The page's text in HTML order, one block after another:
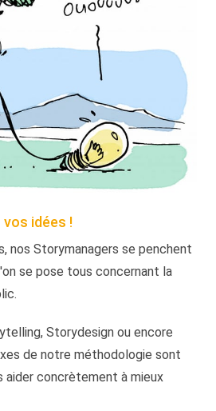
vos idées !
nos Storymanagers se penchent
se pose tous concernant la
Storydesign ou encore
de notre méthodologie sont
aider concrètement à mieux